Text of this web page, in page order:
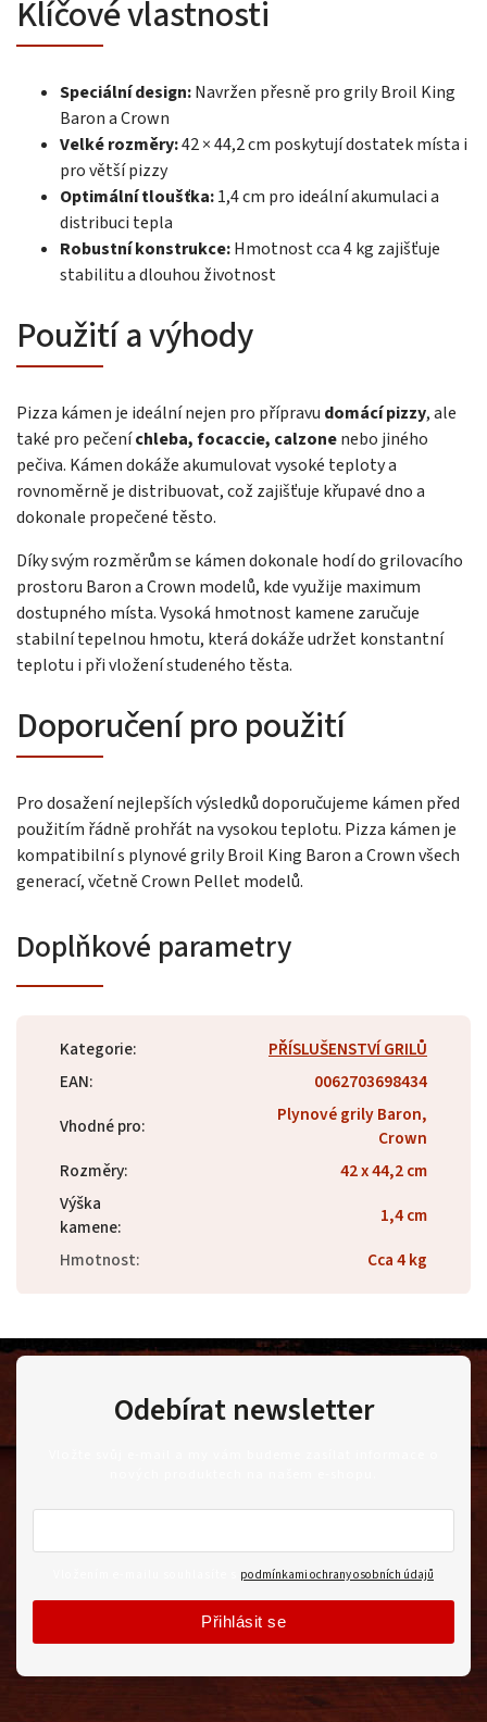
Klíčové vlastnosti
Speciální design:Navržen přesně pro grily Broil King
Baron a Crown
Velké rozměry:42 × 44,2 cm poskytují dostatek místa i
pro větší pizzy
Optimální tloušťka:1,4 cm pro ideální akumulaci a
distribuci tepla
Robustní konstrukce:Hmotnost cca 4 kg zajišťuje
stabilitu a dlouhou životnost
Použití a výhody
Pizza kámen je ideální nejen pro přípravu domácí pizzy, ale
také pro pečeníchleba, focaccie, calzonenebo jiného
pečiva. Kámen dokáže akumulovat vysoké teploty a
rovnoměrně je distribuovat, což zajišťuje křupavé dno a
dokonale propečené těsto.
Díky svým rozměrům se kámen dokonale hodí do grilovacího
prostoru Baron a Crown modelů, kde využije maximum
dostupného místa. Vysoká hmotnost kamene zaručuje
stabilní tepelnou hmotu, která dokáže udržet konstantní
teplotu i při vložení studeného těsta.
Doporučení pro použití
Pro dosažení nejlepších výsledků doporučujeme kámen před
použitím řádně prohřát na vysokou teplotu. Pizza kámen je
kompatibilní s plynové grily Broil King Baron a Crown všech
generací, včetně Crown Pellet modelů.
Doplňkové parametry
Kategorie:
PŘÍSLUŠENSTVÍ GRILŮ
EAN:
0062703698434
Vhodné pro:
Plynové grily Baron,
Crown
Rozměry:
42 x 44,2 cm
Výška
kamene:
1,4 cm
Hmotnost: Cca 4 kg
Odebírat newsletter
podmínkami ochrany osobních údajů
Přihlásit se